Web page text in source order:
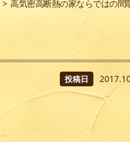
> 高気密高断熱の家ならではの間
投稿日